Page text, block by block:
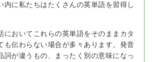
に私たちはたくさんの英単語を習得し
においてこれらの英単語をそのままカタ
も伝わらない場合が多々あります。発音
詞が違うもの、まったく別の意味になっ